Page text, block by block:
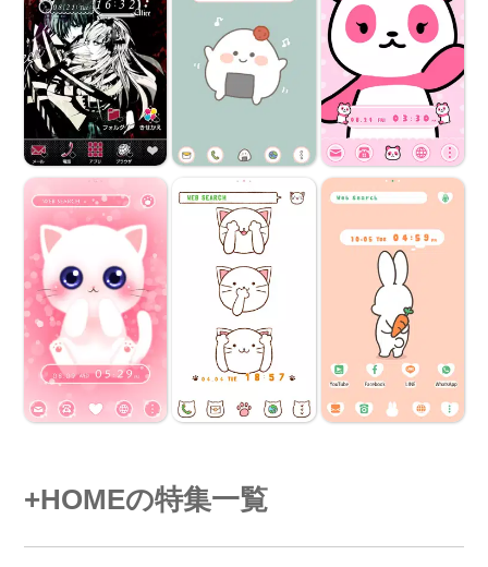
+HOMEの特集一覧